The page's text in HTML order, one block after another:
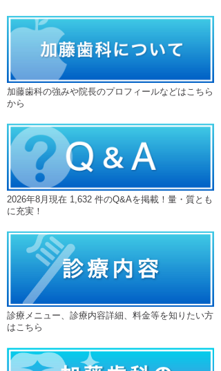
加藤歯科の強みや院長のプロフィールなどはこちら
から
2026年8月現在 1,632 件のQ&Aを掲載！量・質とも
に充実！
診療メニュー、診療内容詳細、料金等を知りたい方
はこちら